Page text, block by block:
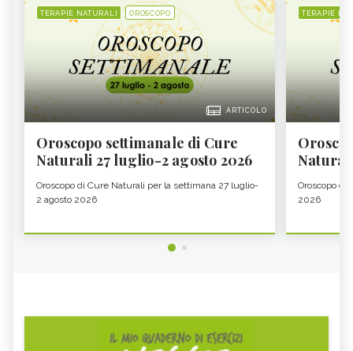
TERAPIE NATURALI OROSCOPO
ARTICOLO
Oroscopo settimanale di Cure
Naturali 27 luglio-2 agosto 2026
Oroscopo di Cure Naturali per la settimana 27 luglio-
2 agosto 2026
TERAPIE
Oroscopo di
2026